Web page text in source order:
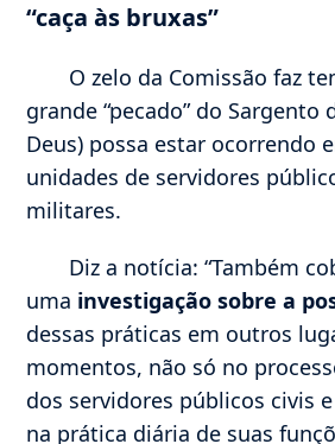
“caça às bruxas”
O zelo da Comissão faz
grande “pecado” do Sargento
Deus) possa estar ocorrendo
unidades de servidores
militares.
Diz a notícia: “Também
uma investigação sobre a
dessas práticas em outros
momentos, não só no
dos servidores públicos civis
na prática diária de suas